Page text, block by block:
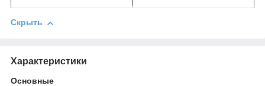
Скрыть
Характеристики
Основные